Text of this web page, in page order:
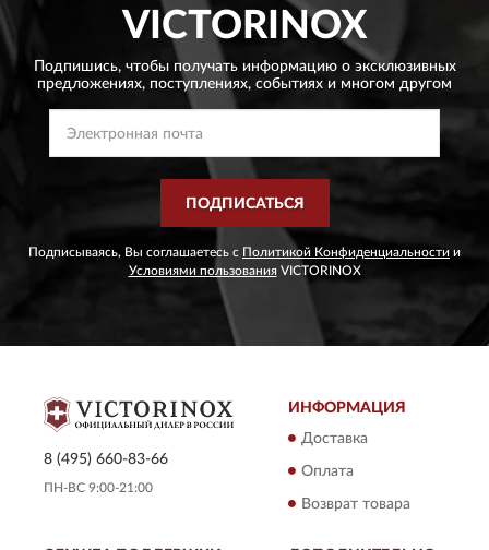
VICTORINOX
Подпишись, чтобы получать информацию о эксклюзивных
предложениях, поступлениях, событиях и многом другом
ПОДПИСАТЬСЯ
Подписываясь, Вы соглашаетесь с Политикой Конфиденциальности и
Условиями пользованияVICTORINOX
8 (495) 660-83-66
ПН-ВС 9:00-21:00
ИНФОРМАЦИЯ
Доставка
Оплата
Возврат товара